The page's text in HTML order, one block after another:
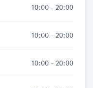
10:00 - 20:00
10:00 - 20:00
10:00 - 20:00